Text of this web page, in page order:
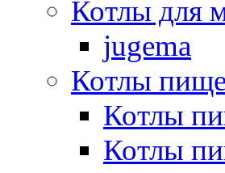
Котлы для
jugema
Котлы
Котлы
Котлы